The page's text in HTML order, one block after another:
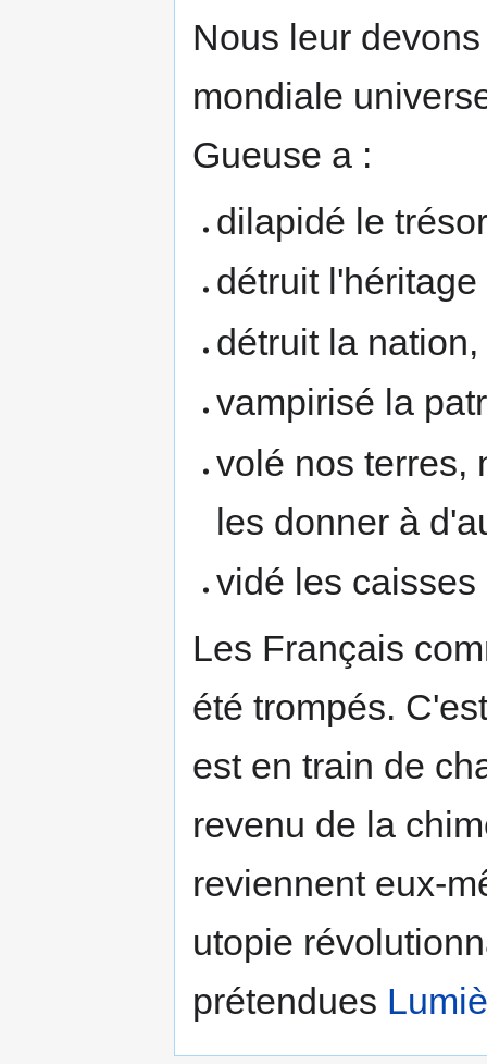
Nous leur
mondiale
Gueuse a :
dilapidé le
détruit
détruit la nation,
vampirisé la
volé nos terres,
les donner à
vidé les
Les Français
été trompés.
est en train de
revenu de la
reviennent eux-
utopie
prétendues